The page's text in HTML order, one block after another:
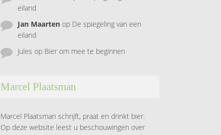
eiland
Jan Maarten op De spiegeling van een
eiland
Jules op Bier om mee te beginnen
Marcel Plaatsman
Marcel Plaatsman schrijft, praat en drinkt bier.
Op deze website leest u beschouwingen over